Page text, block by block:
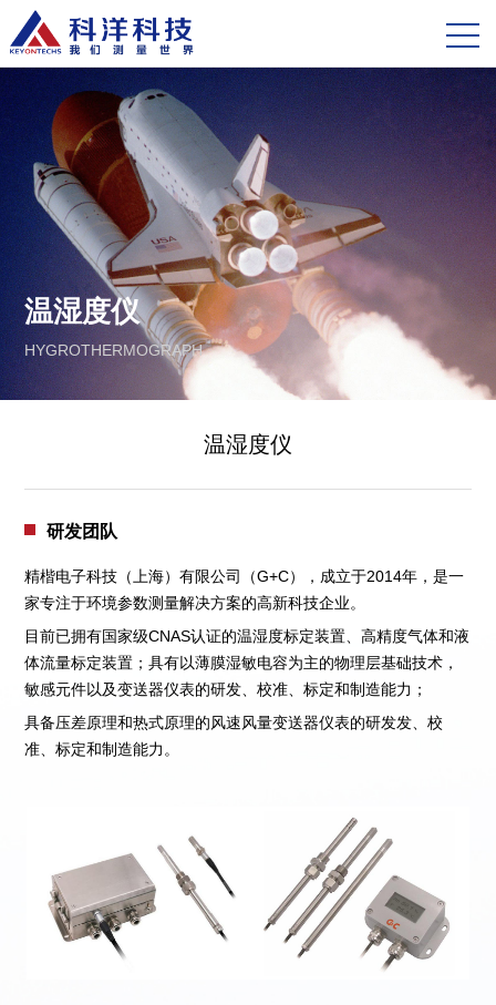
温湿度仪
HYGROTHERMOGRAPH
温湿度仪
研发团队
精楷电子科技（上海）有限公司（G+C），成立于2014年，是一
家专注于环境参数测量解决方案的高新科技企业。
目前已拥有国家级CNAS认证的温湿度标定装置、高精度气体和液
体流量标定装置；具有以薄膜湿敏电容为主的物理层基础技术，
敏感元件以及变送器仪表的研发、校准、标定和制造能力；
具备压差原理和热式原理的风速风量变送器仪表的研发发、校
准、标定和制造能力。